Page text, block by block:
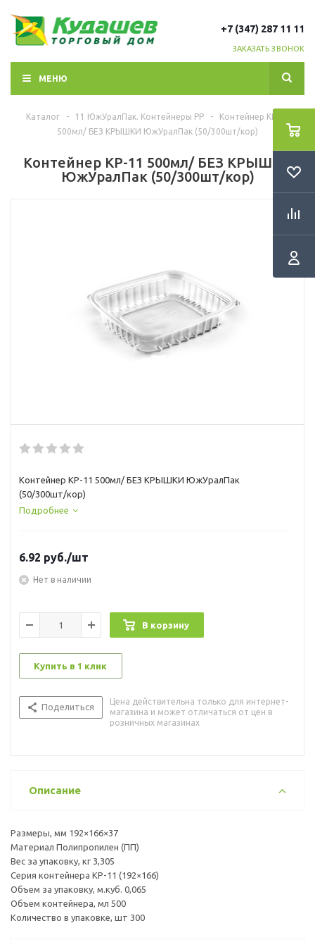
+7 (347) 287 11 11
ЗАКАЗАТЬ ЗВОНОК
МЕНЮ
Каталог - 11 ЮжУралПак. Контейнеры РР -
Контейнер КР-11
500мл/ БЕЗ КРЫШКИ ЮжУралПак (50/300шт/кор)
Контейнер КР-11 500мл/ БЕЗ КРЫШКИ
ЮжУралПак (50/300шт/кор)
Контейнер КР-11 500мл/ БЕЗ КРЫШКИ ЮжУралПак
(50/300шт/кор)
Подробнее
6.92 руб./шт
Нет в наличии
В корзину
Купить в 1 клик
Поделиться
Цена действительна только для интернет-
магазина и может отличаться от цен в
розничных магазинах
Описание
Размеры, мм 192×166×37
Материал Полипропилен (ПП)
Вес за упаковку, кг 3,305
Серия контейнера КР-11 (192×166)
Объем за упаковку, м.куб. 0,065
Объем контейнера, мл 500
Количество в упаковке, шт 300